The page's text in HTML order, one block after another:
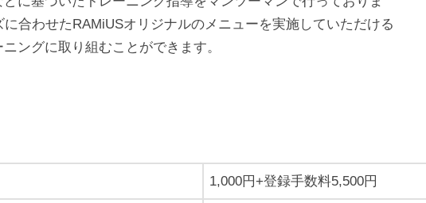
合わせたRAMiUSオリジナルのメニューを実施していただける
ングに取り組むことができます。
1,000円+登録手数料5,500円